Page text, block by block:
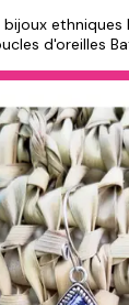
bijoux ethniques
d'oreilles